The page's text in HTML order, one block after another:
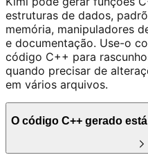
estruturas de dados,
memória, manipuladores
e documentação. Use-o
código C++ para
quando precisar de
em vários arquivos.
O código C++ gerado